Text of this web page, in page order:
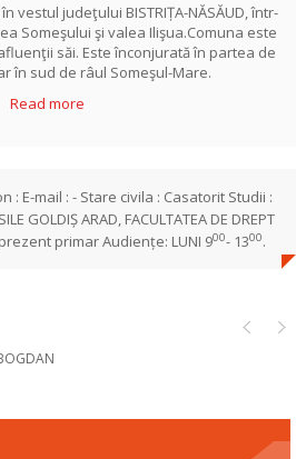
vestul judeţului BISTRIȚA-NĂSĂUD, într-
Someşului şi valea Ilişua.Comuna este
săi. Este înconjurată în partea de
în sud de râul Someşul-Mare.
Read more
: E-mail : - Stare civila : Casatorit Studii :
GOLDIȘ ARAD, FACULTATEA DE DREPT
primar Audiențe: LUNI 900- 1300.